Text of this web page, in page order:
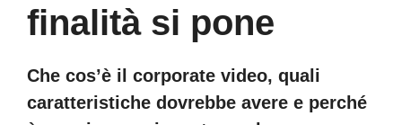
finalità si pone
Che cos’è il corporate video, quali
caratteristiche dovrebbe avere e perché